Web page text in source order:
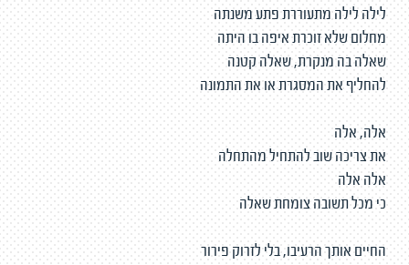
לילה לילה מתעוררת פתע משנתה
מחלום שלא זוכרת איפה בו היתה
שאלה בה מנקרת, שאלה קטנה
להחליף את המסגרת או את התמונה
אלה, אלה
את צריכה שוב להתחיל מהתחלה
אלה אלה
כי מכל תשובה צומחת שאלה
החיים אותך הרעיבו, בלי לזרוק פירור